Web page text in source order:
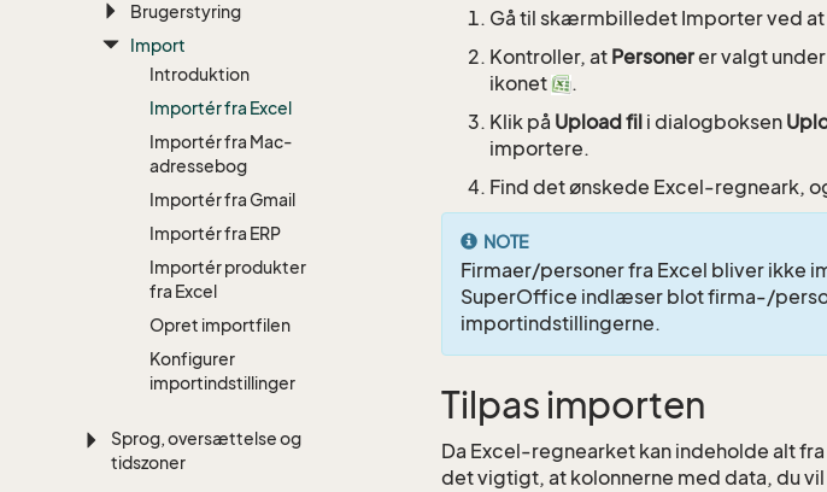
Brugerstyring
Import
Introduktion
Importér fra Excel
Importér fra Mac-
adressebog
Importér fra Gmail
Importér fra ERP
Importér produkter
fra Excel
Opret importfilen
Konfigurer
importindstillinger
Sprog, oversættelse og
tidszoner
Gå til skærmbilledet Importer ved
Kontroller, at Personerer valgt under
ikonet
.
Klik på Upload fil i dialogboksen
importere.
Find det ønskede Excel-regneark,
NOTE
Firmaer/personer fra Excel bliver ikke
SuperOffice indlæser blot firma-/
importindstillingerne.
Tilpas importen
Da Excel-regnearket kan indeholde alt
det vigtigt, at kolonnerne med data, du